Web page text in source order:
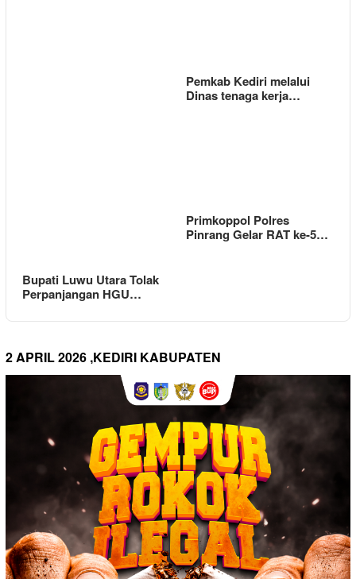
Pemkab Kediri melalui
Dinas tenaga kerja…
Bupati Luwu Utara Tolak
Perpanjangan HGU…
Primkoppol Polres
Pinrang Gelar RAT ke-5…
2 APRIL 2026 ,KEDIRI KABUPATEN